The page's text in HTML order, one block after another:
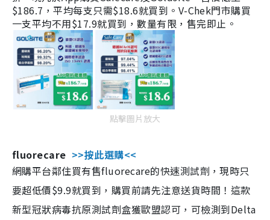
$186.7，平均每支只需$18.6就買到。V-Chek門市購買
一支平均不用$17.9就買到，數量有限，售完即止。
點擊圖片放大
fluorecare >>按此選購<<
網購平台鄰住買有售fluorecare的快速測試劑，現時只
要超低價$9.9就買到，購買前請先注意送貨時間！這款
新型冠狀病毒抗原測試劑盒獲歐盟認可，可檢測到Delta